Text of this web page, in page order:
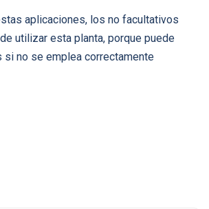
aplicaciones, los no facultativos
utilizar esta planta, porque puede
si no se emplea correctamente